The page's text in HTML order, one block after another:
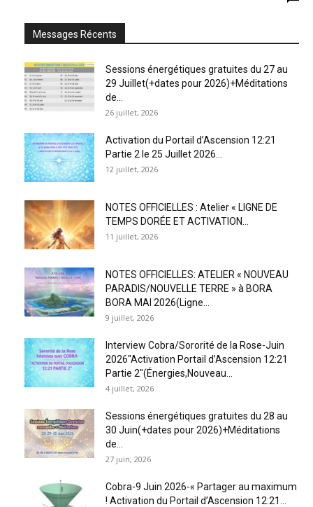
Messages Récents
Sessions énergétiques gratuites du 27 au
29 Juillet(+dates pour 2026)+Méditations
de...
26 juillet, 2026
Activation du Portail d’Ascension 12:21
Partie 2 le 25 Juillet 2026...
12 juillet, 2026
NOTES OFFICIELLES : Atelier « LIGNE DE
TEMPS DORÉE ET ACTIVATION...
11 juillet, 2026
NOTES OFFICIELLES: ATELIER « NOUVEAU
PARADIS/NOUVELLE TERRE » à BORA
BORA MAI 2026(Ligne...
9 juillet, 2026
Interview Cobra/Sororité de la Rose-Juin
2026″Activation Portail d’Ascension 12:21
Partie 2″(Énergies,Nouveau...
4 juillet, 2026
Sessions énergétiques gratuites du 28 au
30 Juin(+dates pour 2026)+Méditations
de...
27 juin, 2026
Cobra-9 Juin 2026-« Partager au maximum
! Activation du Portail d’Ascension 12:21...